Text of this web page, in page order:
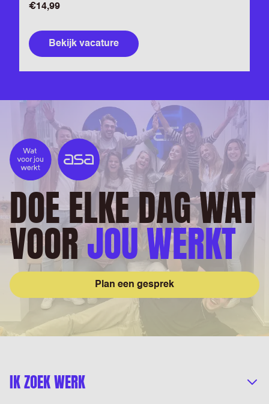
€14,99
Bekijk vacature
DOE ELKE DAG WAT
VOORJOU WERKT
Plan een gesprek
IK ZOEK WERK